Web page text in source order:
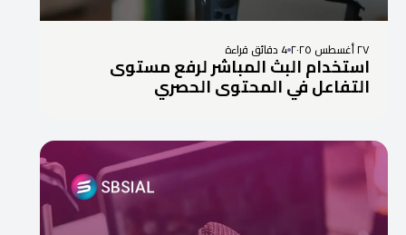
٢٧ أغسطس ٢٠٢٥ 4 دقائق قراءة
استخدام البث المباشر لرفع مستوى
التفاعل في المحتوى الحصري